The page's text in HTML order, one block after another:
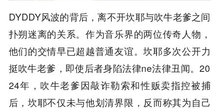
DYDDY风波的背后，离不开坎耶与吹牛老爹之间
扑朔迷离的关系。作为音乐界的两位传奇人物，
他们的交情早已超越普通友谊。坎耶多次公开力
挺吹牛老爹，即使后者身陷法律ne法律丑闻。20
24年，吹牛老爹因敲诈勒索和性贩卖指控被捕
后，坎耶不仅未与他划清界限，反而称其为自己